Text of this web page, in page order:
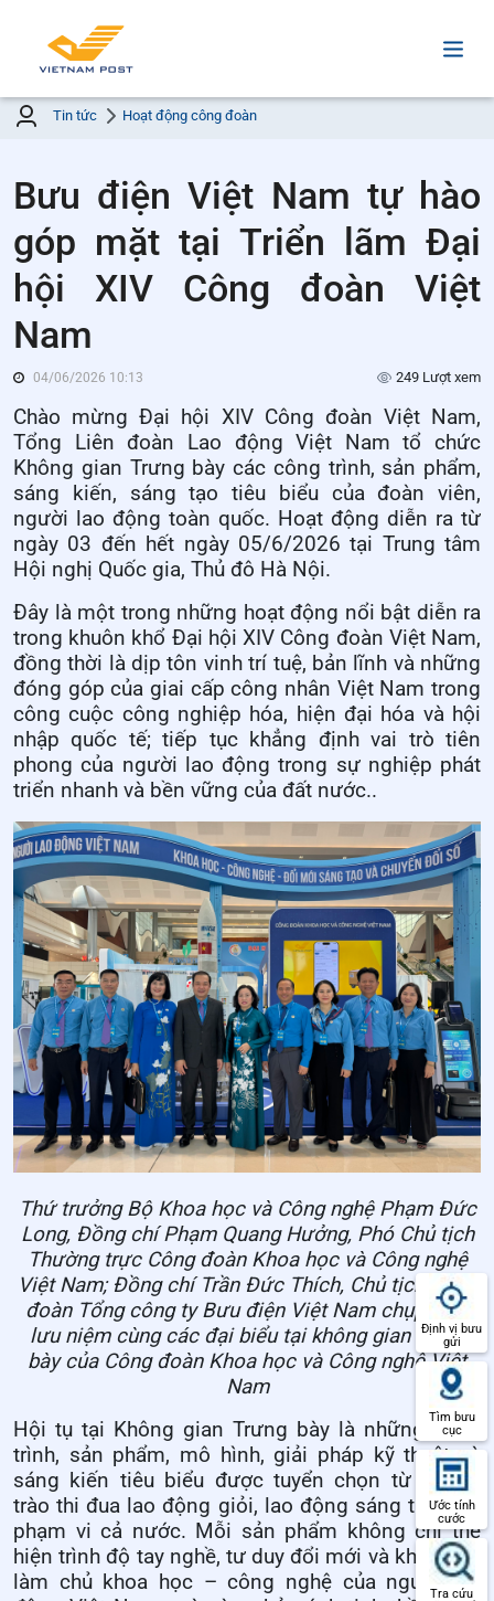
Tin tức Hoạt động công đoàn
Bưu điện Việt Nam tự hào
góp mặt tại Triển lãm Đại
hội XIV Công đoàn Việt
Nam
04/06/2026 10:13 249 Lượt xem
Chào mừng Đại hội XIV Công đoàn Việt Nam,
Tổng Liên đoàn Lao động Việt Nam tổ chức
Không gian Trưng bày các công trình, sản phẩm,
sáng kiến, sáng tạo tiêu biểu của đoàn viên,
người lao động toàn quốc. Hoạt động diễn ra từ
ngày 03 đến hết ngày 05/6/2026 tại Trung tâm
Hội nghị Quốc gia, Thủ đô Hà Nội.
Đây là một trong những hoạt động nổi bật diễn ra
trong khuôn khổ Đại hội XIV Công đoàn Việt Nam,
đồng thời là dịp tôn vinh trí tuệ, bản lĩnh và những
đóng góp của giai cấp công nhân Việt Nam trong
công cuộc công nghiệp hóa, hiện đại hóa và hội
nhập quốc tế; tiếp tục khẳng định vai trò tiên
phong của người lao động trong sự nghiệp phát
triển nhanh và bền vững của đất nước..
Thứ trưởng Bộ Khoa học và Công nghệ Phạm Đức
Long, Đồng chí Phạm Quang Hưởng, Phó Chủ tịch
Thường trực Công đoàn Khoa học và Công nghệ
Việt Nam; Đồng chí Trần Đức Thích, Chủ tịch Công
đoàn Tổng công ty Bưu điện Việt Nam chụp hình
lưu niệm cùng các đại biểu tại không gian trưng
bày của Công đoàn Khoa học và Công nghệ Việt
Nam
Hội tụ tại Không gian Trưng bày là những công
trình, sản phẩm, mô hình, giải pháp kỹ thuật và
sáng kiến tiêu biểu được tuyển chọn từ phong
trào thi đua lao động giỏi, lao động sáng tạo trên
phạm vi cả nước. Mỗi sản phẩm không chỉ thể
hiện trình độ tay nghề, tư duy đổi mới và khả năng
làm chủ khoa học – công nghệ của người lao
Định vị bưu
gửi
Tìm bưu
cục
Ước tính
cước
Tra cứu